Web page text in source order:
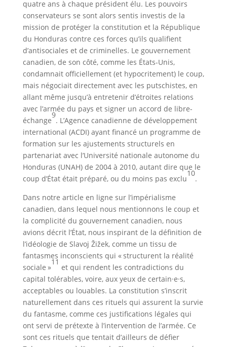
quatre ans à chaque président élu. Les pouvoirs
conservateurs se sont alors sentis investis de la
mission de protéger la constitution et la République
du Honduras contre ces forces qu’ils qualifient
d’antisociales et de criminelles. Le gouvernement
canadien, de son côté, comme les États-Unis,
condamnait officiellement (et hypocritement) le coup,
mais négociait directement avec les putschistes, en
allant même jusqu’à entretenir d’étroites relations
avec l’armée du pays et signer un accord de libre-
échange
9
. L’Agence canadienne de développement
international (ACDI) ayant financé un programme de
formation sur les ajustements structurels en
partenariat avec l’Université nationale autonome du
Honduras (UNAH) de 2004 à 2010, autant dire que le
coup d’État était préparé, ou du moins pas exclu
10
.
Dans notre article en ligne sur l’impérialisme
canadien, dans lequel nous mentionnons le coup et
la complicité du gouvernement canadien, nous
avions décrit l’État, nous inspirant de la définition de
l’idéologie de Slavoj Žižek, comme un tissu de
fantasmes inconscients qui « structurent la réalité
sociale »
11
et qui rendent les contradictions du
capital tolérables, voire, aux yeux de certain·e·s,
acceptables ou louables. La constitution s’inscrit
naturellement dans ces rituels qui assurent la survie
du fantasme, comme ces justifications légales qui
ont servi de prétexte à l’intervention de l’armée. Ce
sont ces rituels que tentait d’ailleurs de défier